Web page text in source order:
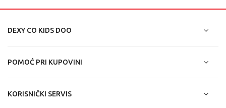
DEXY CO KIDS DOO
POMOĆ PRI KUPOVINI
KORISNIČKI SERVIS